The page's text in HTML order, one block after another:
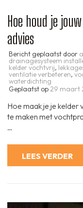
Hoe houd je
advies
Bericht geplaatst door
drainagesysteem
kelder vochtvrij,
ventilatie verbeteren,
waterdichting
Geplaatst op 29 maart
Hoe maak je je kelder
te maken met
…
LEES VERDER